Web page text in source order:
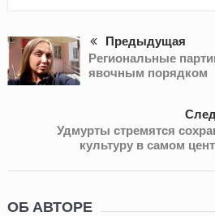
Предыдущая
Региональные
явочным порядком
Удмурты стремятся
культуру в самом
ОБ АВТОРЕ